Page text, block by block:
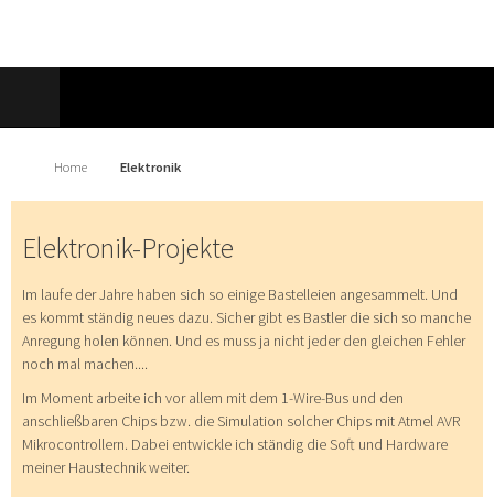
Home Elektronik
Elektronik-Projekte
Im laufe der Jahre haben sich so einige Bastelleien angesammelt. Und
es kommt ständig neues dazu. Sicher gibt es Bastler die sich so manche
Anregung holen können. Und es muss ja nicht jeder den gleichen Fehler
noch mal machen....
Im Moment arbeite ich vor allem mit dem 1-Wire-Bus und den
anschließbaren Chips bzw. die Simulation solcher Chips mit Atmel AVR
Mikrocontrollern. Dabei entwickle ich ständig die Soft und Hardware
meiner Haustechnik weiter.